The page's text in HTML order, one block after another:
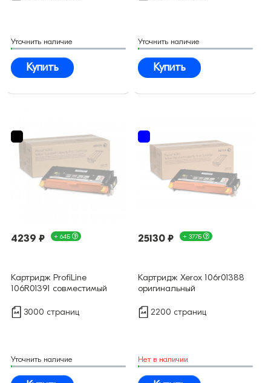
Уточнить наличие
Купить
Уточнить наличие
Купить
4239 ₽ + 64Б
Картридж ProfiLine
106R01391 совместимый
3000 страниц
Уточнить наличие
25130 ₽ + 377Б
Картридж Xerox 106r01388
оригинальный
2200 страниц
Нет в наличии